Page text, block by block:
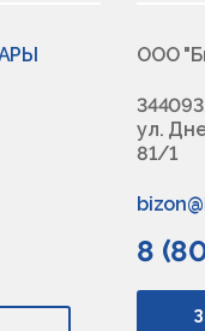
ООО
ул.
81/1
8